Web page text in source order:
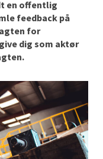
en offentlig
feedback på
for
dig som aktør